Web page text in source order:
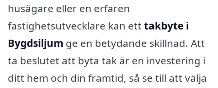
husägare eller en erfaren
fastighetsutvecklare kan ett takbyte i
Bygdsiljum ge en betydande skillnad. Att
ta beslutet att byta tak är en investering i
ditt hem och din framtid, så se till att välja